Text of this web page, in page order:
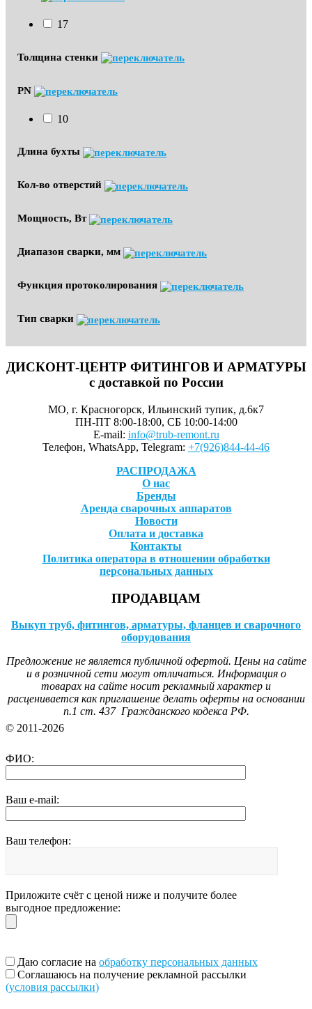
17
Толщина стенки
PN
10
Длина бухты
Кол-во отверстий
Мощность, Вт
Диапазон сварки, мм
Функция протоколирования
Тип сварки
ДИСКОНТ-ЦЕНТР ФИТИНГОВ И АРМАТУРЫ
с доставкой по России
МО, г. Красногорск, Ильинский тупик, д.6к7
ПН-ПТ 8:00-18:00, СБ 10:00-14:00
E-mail: info@trub-remont.ru
Телефон, WhatsApp, Telegram: +7(926)844-44-46
РАСПРОДАЖА
О нас
Бренды
Аренда сварочных аппаратов
Новости
Оплата и доставка
Контакты
Политика оператора в отношении обработки
персональных данных
ПРОДАВЦАМ
Выкуп труб, фитингов, арматуры, фланцев и сварочного
оборудования
Предложение не является публичной офертой. Цены на сайте
и в розничной сети могут отличаться. Информация о
товарах на сайте носит рекламный характер и
расценивается как приглашение делать оферты на основании
п.1 ст. 437 Гражданского кодекса РФ.
© 2011-2026
ФИО:
Ваш e-mail:
Ваш телефон:
Приложите счёт с ценой ниже и получите более
выгодное предложение:
Даю согласие на обработку персональных данных
Соглашаюсь на получение рекламной рассылки
(условия рассылки)